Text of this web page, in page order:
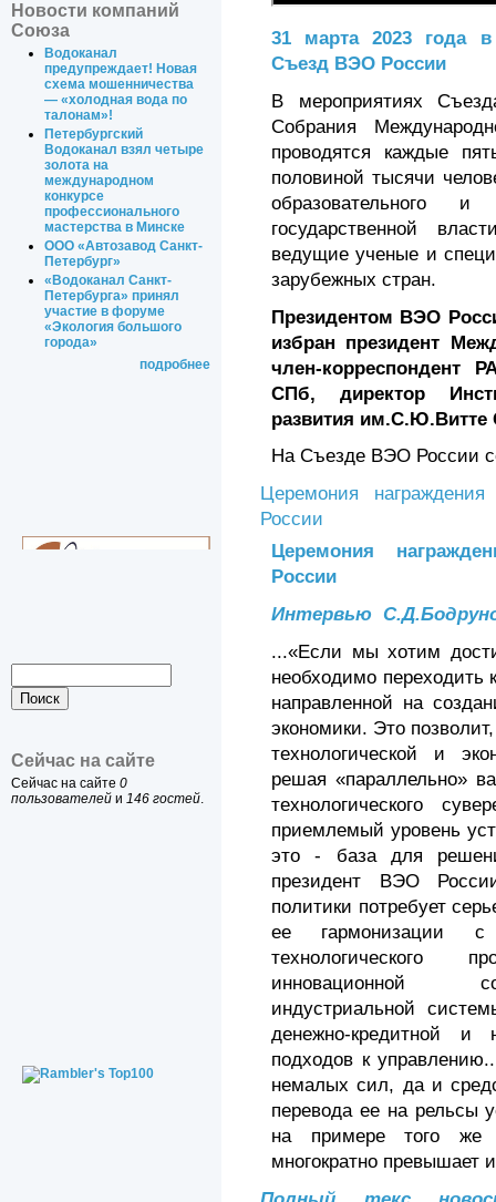
Новости компаний
Союза
Водоканал
предупреждает! Новая
схема мошенничества
— «холодная вода по
талонам»!
Петербургский
Водоканал взял четыре
золота на
международном
конкурсе
профессионального
мастерства в Минске
ООО «Автозавод Санкт-
Петербург»
«Водоканал Санкт-
Петербурга» принял
участие в форуме
«Экология большого
города»
подробнее
Сейчас на сайте
Сейчас на сайте 0
пользователей и 146 гостей.
31 марта 2023 года в
Съезд ВЭО России
В мероприятиях
Собрания
проводятся каждые
половиной тысячи
образовательного
государственной
ведущие ученые и
зарубежных стран.
Президентом ВЭО
избран президент
член-корреспондент
СПб, директор
развития им.С.Ю.Витте
На Съезде ВЭО России
Церемония
России
Церемония
России
Интервью
...«Если мы хотим
необходимо переходить
направленной на
экономики. Это
технологической и
решая «параллельно»
технологического
приемлемый уровень
это - база для
президент ВЭО
политики потребует
ее гармонизации
технологического
инновационной
индустриальной
денежно-кредитной и
подходов к
немалых сил, да и
перевода ее на рельсы
на примере того же
многократно превышает